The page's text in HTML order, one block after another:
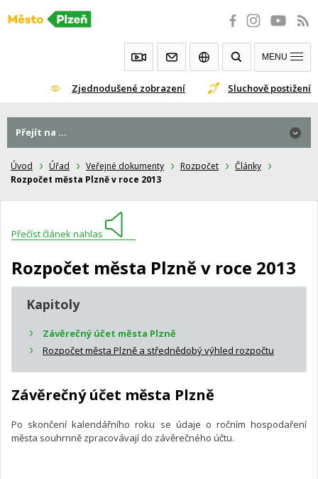
Přeskočit
Zjednodušené zobrazení Sluchově postižení
MENU
Úvod Úřad Veřejné dokumenty Rozpočet
Články
Rozpočet města Plzně v roce 2013
Přečíst článek nahlas
Rozpočet města Plzně v roce 2013
Kapitoly
Závěrečný účet města Plzně
Rozpočet města Plzně a střednědobý výhled rozpočtu
Závěrečný účet města Plzně
Po skončení kalendářního roku se údaje o ročním hospodaření
města souhrnně zpracovávají do závěrečného účtu.
Přejít na ...